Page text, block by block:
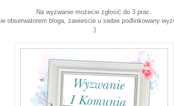
Na wyzwanie możecie zgłosić do 3 prac.
obserwatorem bloga, zawieście u siebie podlinkowany
:)